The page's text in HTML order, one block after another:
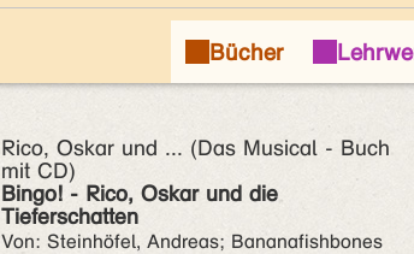
Rico, Oskar und ... (Das Musical - Buch
mit CD)
Bingo! - Rico, Oskar und die
Tieferschatten
Von: Steinhöfel, Andreas; Bananafishbones